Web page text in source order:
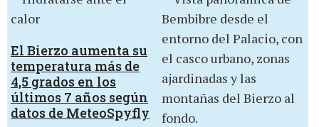
El Bierzo aumenta su
temperatura más de
4,5 grados en los
últimos 7 años según
datos de MeteoSpyfly